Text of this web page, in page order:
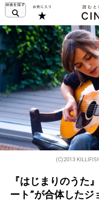
(C)2013
『はじまりのうた
ート”が合体したジ